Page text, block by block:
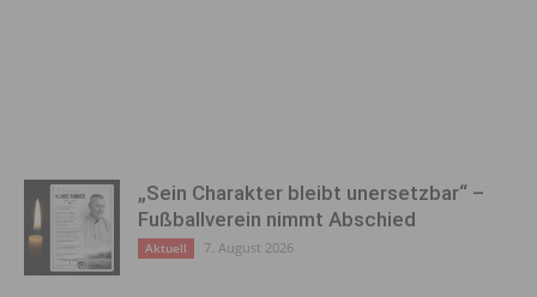
„Sein Charakter bleibt unersetzbar“ –
Fußballverein nimmt Abschied
Aktuell 7. August 2026